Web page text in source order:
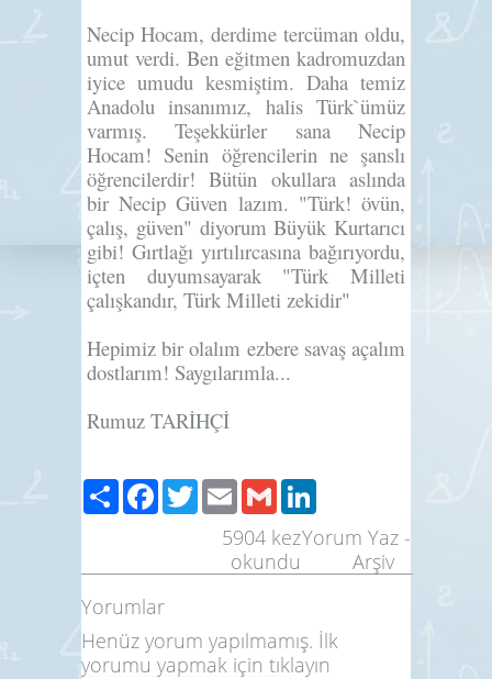
Necip Hocam, derdime tercüman oldu,
umut verdi. Ben eğitmen kadromuzdan
iyice umudu kesmiştim. Daha temiz
Anadolu insanımız, halis Türk`ümüz
varmış. Teşekkürler sana Necip
Hocam! Senin öğrencilerin ne şanslı
öğrencilerdir! Bütün okullara aslında
birNecip Güven lazım. "Türk! övün,
çalış, güven" diyorum Büyük Kurtarıcı
gibi! Gırtlağı yırtılırcasına bağırıyordu,
içten duyumsayarak "Türk Milleti
çalışkandır, Türk Milleti zekidir"
Hepimiz bir olalım ezbere savaş açalım
dostlarım! Saygılarımla...
Rumuz TARİHÇİ
ShareFacebook
TwitterEmailGmail
Yorum Yaz -
Arşiv
5904 kez
okundu
Yorumlar
Henüz yorum yapılmamış. İlk
yorumu yapmak için tıklayın